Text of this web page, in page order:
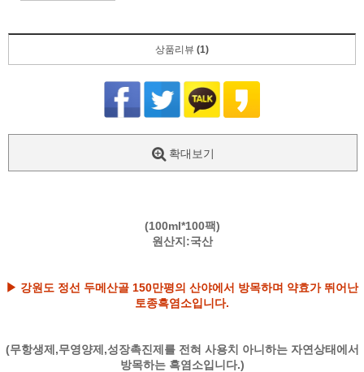
상품리뷰 (1)
확대보기
(100ml*100팩)
원산지:국산
▶ 강원도 정선 두메산골 150만평의 산야에서 방목하며 약효가 뛰어난
토종흑염소입니다.
(무항생제,무영양제,성장촉진제를 전혀 사용치 아니하는 자연상태에서
방목하는 흑염소입니다.)